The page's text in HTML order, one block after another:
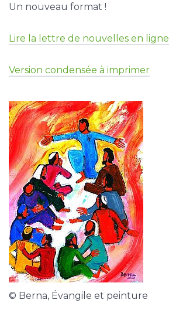
Un nouveau format !
Lire la lettre de nouvelles en ligne
Version condensée à imprimer
© Berna, Évangile et peinture